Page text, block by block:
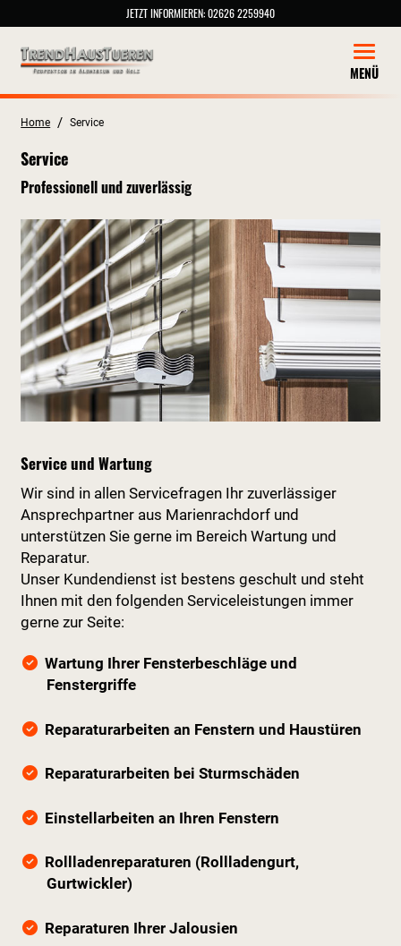
JETZT INFORMIEREN:02626 2259940
Toggle
MENÜ
Home / Service
Service
Professionell und zuverlässig
Service und Wartung
Wir sind in allen Servicefragen Ihr zuverlässiger
Ansprechpartner aus Marienrachdorf und
unterstützen Sie gerne im Bereich Wartung und
Reparatur.
Unser Kundendienst ist bestens geschult und steht
Ihnen mit den folgenden Serviceleistungen immer
gerne zur Seite:
Wartung Ihrer Fensterbeschläge und
Fenstergriffe
Reparaturarbeiten an Fenstern und Haustüren
Reparaturarbeiten bei Sturmschäden
Einstellarbeiten an Ihren Fenstern
Rollladenreparaturen (Rollladengurt,
Gurtwickler)
Reparaturen Ihrer Jalousien